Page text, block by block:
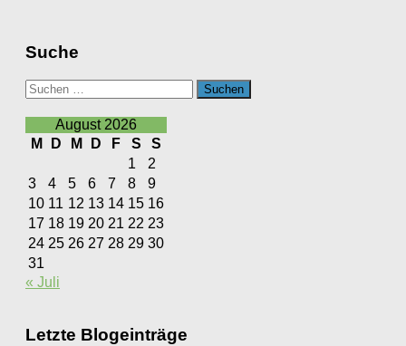
Suche
Suchen
nach:
August 2026
M
D M D F S
S
1
2
3
4 5 6 7 8
9
10 11 12 13 14 15 16
17 18 19 20 21 22 23
24 25 26 27 28 29 30
31
« Juli
Letzte Blogeinträge